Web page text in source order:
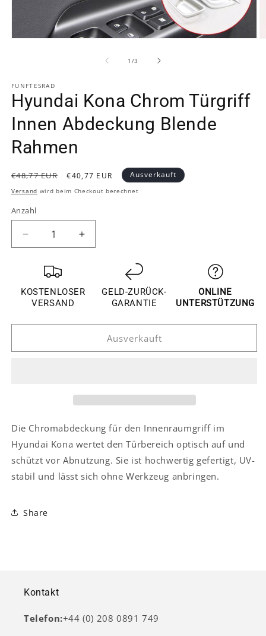
1 /von
3
FUNFTESRAD
Hyundai Kona Chrom Türgriff
Innen Abdeckung Blende
Rahmen
Normaler
Preis
€48,77 EUR Verkaufspreis
€40,77 EUR Ausverkauft
Versand wird beim Checkout berechnet
Anzahl
Verringere
die
Menge
Hyundai
Kona
Türgriff
Abdeckung
Erhöhe
die
Hyundai
Türgriff
Innen
Abdeckung
KOSTENLOSER
VERSAND
GELD-ZURÜCK-
GARANTIE
ONLINE
UNTERSTÜTZUNG
Ausverkauft
Die Chromabdeckung für den Innenraumgriff im
Hyundai Kona wertet den Türbereich optisch auf und
schützt vor Abnutzung. Sie ist hochwertig gefertigt, UV-
stabil und lässt sich ohne Werkzeug anbringen.
Share
Kontakt
Telefon:+44 (0) 208 0891 749